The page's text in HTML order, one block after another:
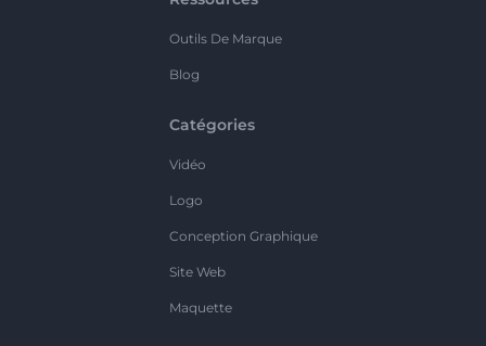
Outils De Marque
Blog
Catégories
Vidéo
Logo
Conception Graphique
Site Web
Maquette